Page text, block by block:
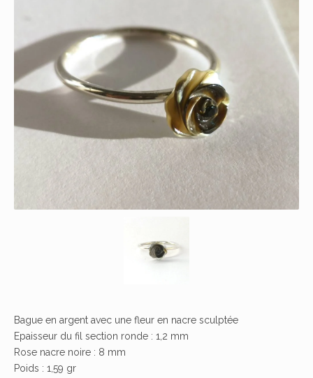
Bague en argent avec une fleur en nacre sculptée
Epaisseur du fil section ronde : 1,2 mm
Rose nacre noire : 8 mm
Poids : 1,59 gr